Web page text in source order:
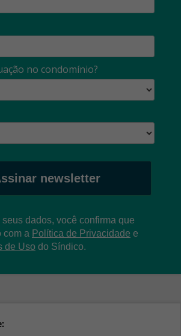
no condomínio?
newsletter
dados, você confirma que
com a Política de Privacidade e
de Uso do Síndico.